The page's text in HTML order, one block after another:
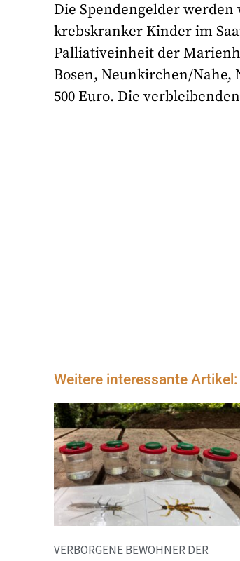
Die Spendengelder
krebskranker Kinder im
Palliativeinheit der
Bosen, Neunkirchen/Nahe,
500 Euro. Die
Weitere interessante Artikel:
VERBORGENE BEWOHNER DER